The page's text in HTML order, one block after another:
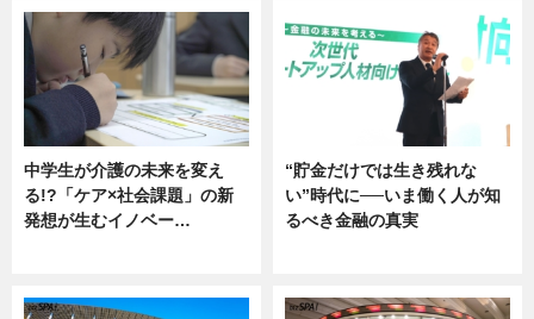
中学生が介護の未来を変え
る!?「ケア×社会課題」の新
発想が生むイノベー…
“貯金だけでは生き残れな
い”時代に──いま働く人が知
るべき金融の真実